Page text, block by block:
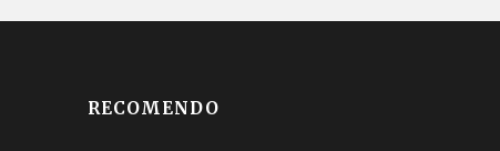
RECOMENDO